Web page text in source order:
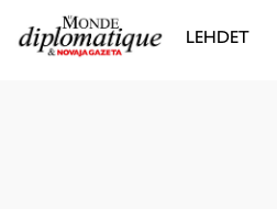
LEHDET